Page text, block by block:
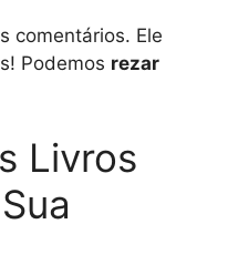
comentários. Ele
Podemos rezar
Livros